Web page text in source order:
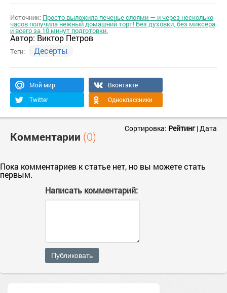
Источник: Просто выложила печенье слоями — и через несколько
часов получила нежный домашний торт! Без духовки, без миксера
и всего за 10 минут подготовки.
Автор:Виктор Петров
Теги: Десерты
Мой мир
Вконтакте
Twitter
Одноклассники
Комментарии (0)
Сортировка: Рейтинг| Дата
Пока комментариев к статье нет, но вы можете стать
первым.
Написать комментарий:
Публиковать